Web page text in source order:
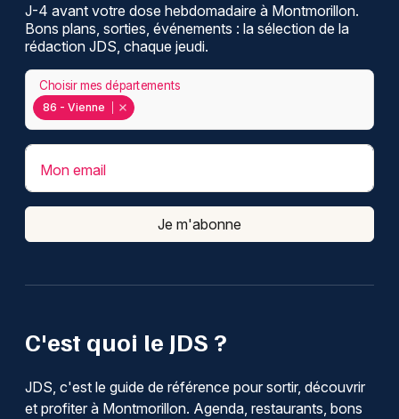
C'est quoi le JDS ?
JDS, c'est le guide de référence pour sortir, découvrir
et profiter à Montmorillon. Agenda, restaurants, bons
J-4 avant votre dose hebdomadaire à Montmorillon.
Bons plans, sorties, événements : la sélection de la
rédaction JDS, chaque jeudi.
86 - Vienne
Choisir mes départements
Mon email
Je m'abonne